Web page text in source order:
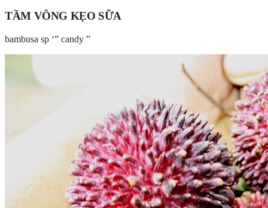
TẦM VÔNG KẸO SỮA
bambusa sp ‘” candy ”